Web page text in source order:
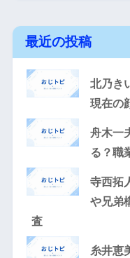
最近の投稿
北乃き
現在の
舟木一
る？職
寺西拓
や兄弟
査
糸井恵